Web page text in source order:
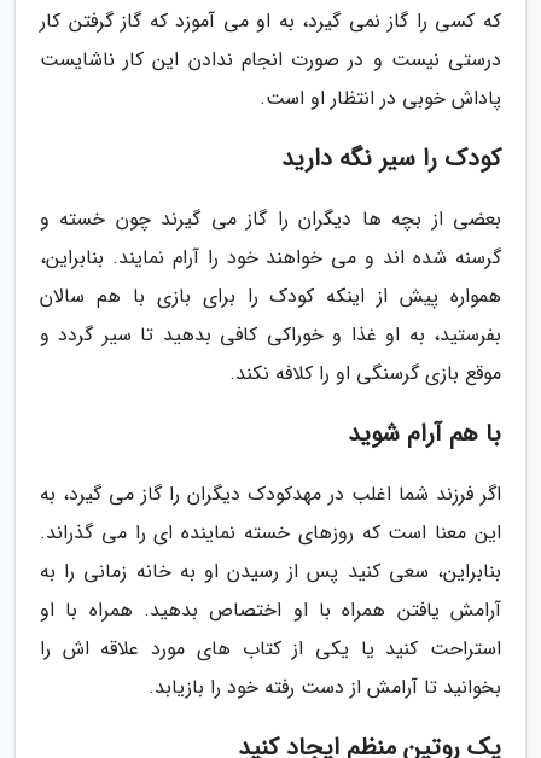
که کسی را گاز نمی گیرد، به او می آموزد که گاز گرفتن کار
درستی نیست و در صورت انجام ندادن این کار ناشایست
پاداش خوبی در انتظار او است.
کودک را سیر نگه دارید
بعضی از بچه ها دیگران را گاز می گیرند چون خسته و
گرسنه شده اند و می خواهند خود را آرام نمایند. بنابراین،
همواره پیش از اینکه کودک را برای بازی با هم سالان
بفرستید، به او غذا و خوراکی کافی بدهید تا سیر گردد و
موقع بازی گرسنگی او را کلافه نکند.
با هم آرام شوید
اگر فرزند شما اغلب در مهدکودک دیگران را گاز می گیرد، به
این معنا است که روزهای خسته نماینده ای را می گذراند.
بنابراین، سعی کنید پس از رسیدن او به خانه زمانی را به
آرامش یافتن همراه با او اختصاص بدهید. همراه با او
استراحت کنید یا یکی از کتاب های مورد علاقه اش را
بخوانید تا آرامش از دست رفته خود را بازیابد.
یک روتین منظم ایجاد کنید